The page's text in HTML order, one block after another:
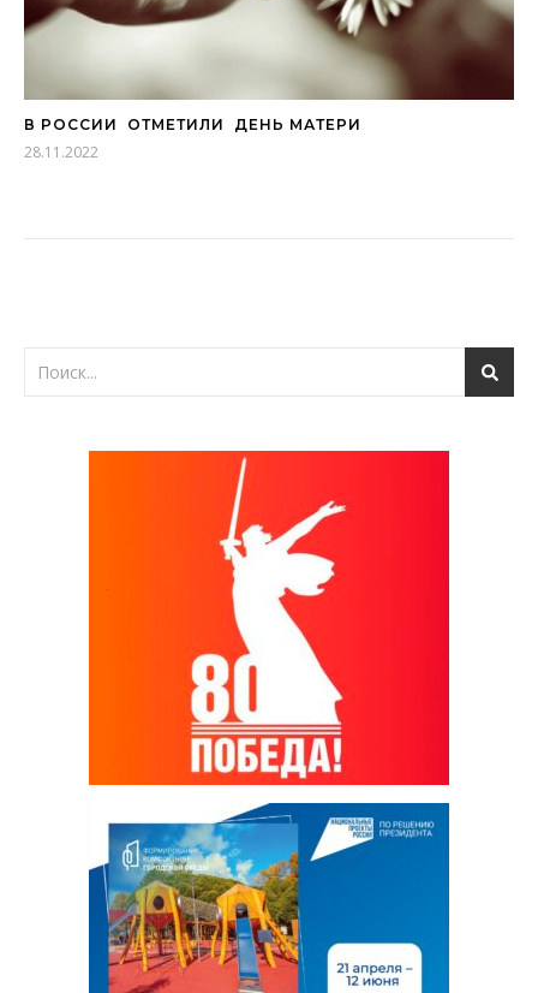
В РОССИИ ОТМЕТИЛИ ДЕНЬ МАТЕРИ
28.11.2022